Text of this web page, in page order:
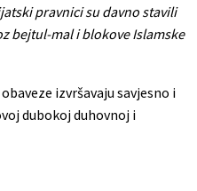
pravnici su davno stavili
bejtul-mal i blokove Islamske
izvršavaju savjesno i
dubokoj duhovnoj i